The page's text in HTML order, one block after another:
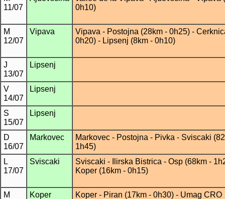
11/07
0h10)
M
12/07
Vipava
Vipava - Postojna (28km - 0h25) -
0h20) - Lipsenj (8km - 0h10)
J
13/07
Lipsenj
V
14/07
Lipsenj
S
15/07
Lipsenj
D
16/07
Markovec Markovec - Postojna - Pivka - Sviscaki
1h45)
L
17/07
Sviscaki Sviscaki - Ilirska Bistrica - Osp (68km -
Koper (16km - 0h15)
M
Koper Koper - Piran (17km - 0h30) - Umag CRO